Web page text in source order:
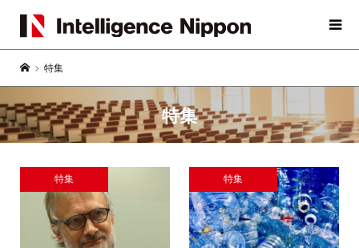
特集
特集
特集 特集